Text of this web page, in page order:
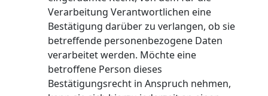
Verarbeitung Verantwortlichen eine
Bestätigung darüber zu verlangen, ob sie
betreffende personenbezogene Daten
verarbeitet werden. Möchte eine
betroffene Person dieses
Bestätigungsrecht in Anspruch nehmen,